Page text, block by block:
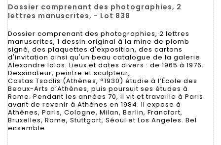
Dossier comprenant des photographies, 2
lettres manuscrites, - Lot 838
Dossier comprenant des photographies, 2 lettres
manuscrites, 1 dessin original à la mine de plomb
signé, des plaquettes d'exposition, des cartons
d'invitation ainsi qu'un beau catalogue de la galerie
Alexandre Iolas. Lieux et dates divers : de 1965 à 1976.
Dessinateur, peintre et sculpteur,
Costas Tsoclis (Athènes, °1930) étudie à l’École des
Beaux-Arts d’Athènes, puis poursuit ses études à
Rome. Pendant les années 70, il vit et travaille à Paris
avant de revenir à Athènes en 1984. Il expose à
Athènes, Paris, Cologne, Milan, Berlin, Francfort,
Bruxelles, Rome, Stuttgart, Séoul et Los Angeles. Bel
ensemble.